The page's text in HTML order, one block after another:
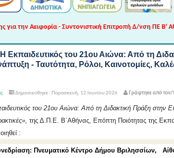
την Αειφορία - Συντονιστική Επιτροπή Δ/νση ΠΕ Β'
Εκπαιδευτικός του 21ου Αιώνα: Από τη
- Ταυτότητα, Ρόλοι, Καινοτομίες,
Δημοσιεύθηκε : Παρασκευή, 12 Ιουνίου 2026 Γράφτηκε από τον/
του 21ου Αιώνα: Από τη Διδακτική Πράξη στην
της Δ.Π.Ε. Β΄Αθήνας, Επόπτη Ποιότητας της
:
Πνευματικό Κέντρο Δήμου Βριλησσίων,